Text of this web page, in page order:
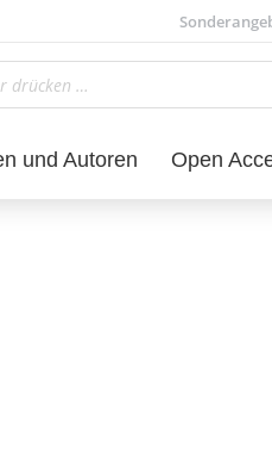
und Autoren Open